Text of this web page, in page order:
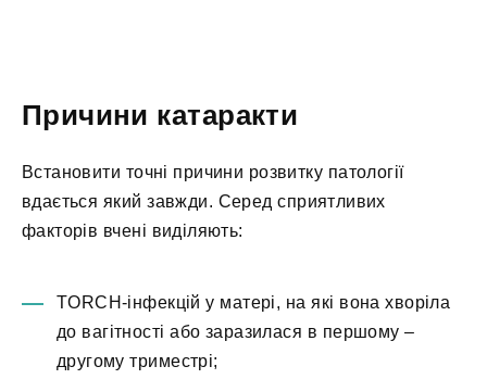
Причини катаракти
Встановити точні причини розвитку патології
вдається який завжди. Серед сприятливих
факторів вчені виділяють:
TORCH-інфекцій у матері, на які вона хворіла
до вагітності або заразилася в першому –
другому триместрі;